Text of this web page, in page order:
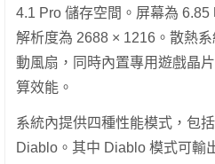
4.1 Pro 儲存空間。屏幕為 6.85
解析度為 2688 × 1216。散熱
動風扇，同時內置專用遊戲晶
算效能。
系統內提供四種性能模式，包
Diablo。其中 Diablo 模式可輸